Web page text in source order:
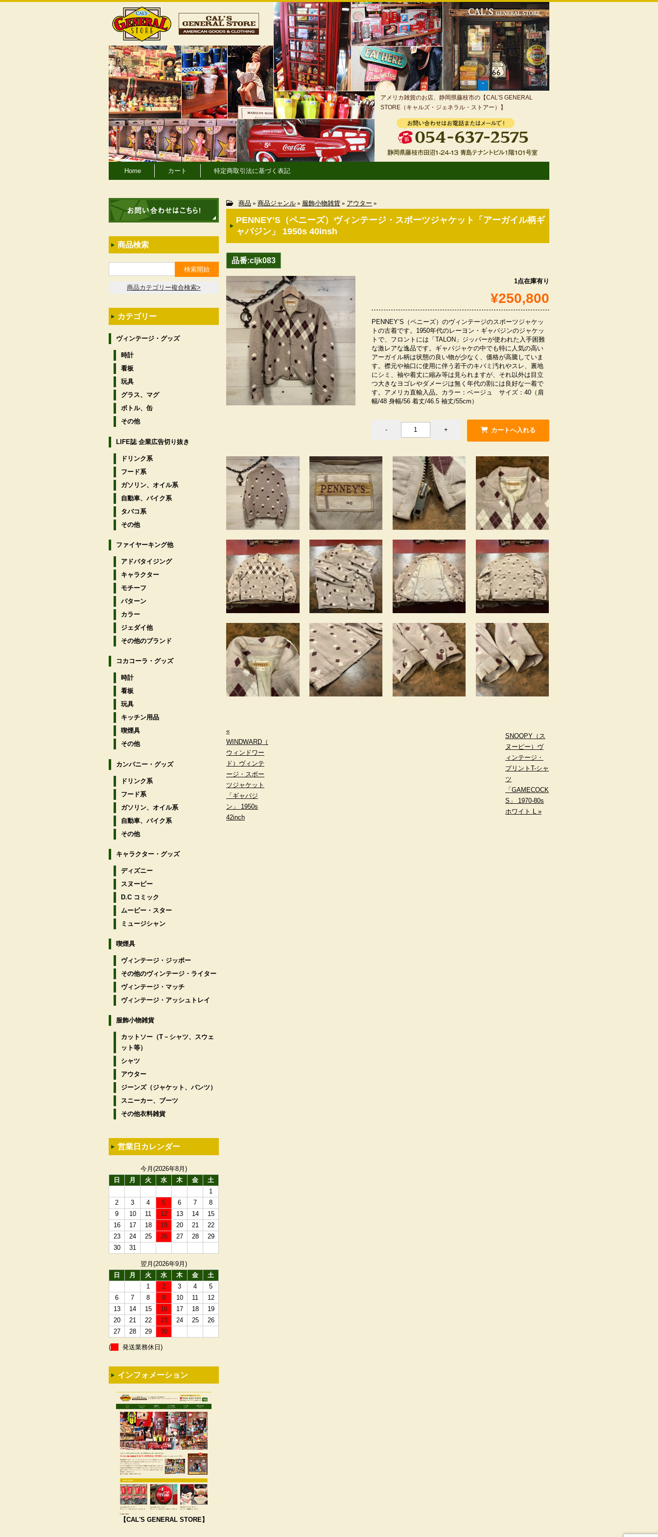
アメリカ雑貨のお店、静岡県藤枝市の【CAL’S GENERAL
STORE（キャルズ・ジェネラル・ストアー）】
Home カート 特定商取引法に基づく表記
商品 » 商品ジャンル » 服飾小物雑貨 » アウター »
PENNEY’S（ペニーズ）ヴィンテージ・スポーツジャケット「アーガイル柄ギ
ャバジン」 1950s 40insh
品番:cljk083
1点在庫有り
¥250,800
PENNEY’S（ペニーズ）のヴィンテージのスポーツジャケッ
トの古着です。1950年代のレーヨン・ギャバジンのジャケッ
トで、フロントには「TALON」ジッパーが使われた入手困難
な激レアな逸品です。ギャバジャケの中でも特に人気の高い
アーガイル柄は状態の良い物が少なく、価格が高騰していま
す。襟元や袖口に使用に伴う若干のキバミ汚れやスレ、裏地
にシミ、袖や着丈に縮み等は見られますが、それ以外は目立
つ大きなヨゴレやダメージは無く年代の割には良好な一着で
す。アメリカ直輸入品。カラー：ベージュ サイズ：40（肩
幅/48 身幅/56 着丈/46.5 袖丈/55cm）
«
WINDWARD（
ウィンドワー
ド）ヴィンテ
ージ・スポー
ツジャケット
「ギャバジ
ン」 1950s
42inch
SNOOPY（ス
ヌーピー）ヴ
ィンテージ・
プリントT-シャ
ツ
「GAMECOCK
S」 1970-80s
ホワイト L »
商品検索
商品カテゴリー複合検索>
カテゴリー
ヴィンテージ・グッズ
時計
看板
玩具
グラス、マグ
ボトル、缶
その他
LIFE誌 企業広告切り抜き
ドリンク系
フード系
ガソリン、オイル系
自動車、バイク系
タバコ系
その他
ファイヤーキング他
アドバタイジング
キャラクター
モチーフ
パターン
カラー
ジェダイ他
その他のブランド
コカコーラ・グッズ
時計
看板
玩具
キッチン用品
喫煙具
その他
カンパニー・グッズ
ドリンク系
フード系
ガソリン、オイル系
自動車、バイク系
その他
キャラクター・グッズ
ディズニー
スヌーピー
D.C コミック
ムービー・スター
ミュージシャン
喫煙具
ヴィンテージ・ジッポー
その他のヴィンテージ・ライター
ヴィンテージ・マッチ
ヴィンテージ・アッシュトレイ
服飾小物雑貨
カットソー（T－シャツ、スウェ
ット等）
シャツ
アウター
ジーンズ（ジャケット、パンツ）
スニーカー、ブーツ
その他衣料雑貨
営業日カレンダー
今月(2026年8月)
日
月 火 水 木 金
土
1
2
3 4 5 6 7
8
9
10 11 12 13 14
15
16
17 18 19 20 21
22
23
24 25 26 27 28
29
30
31
翌月(2026年9月)
日
月 火 水 木 金
土
1
2 3 4
5
6
7 8 9 10 11
12
13
14 15 16 17 18
19
20
21 22 23 24 25
26
27
28 29 30
( 発送業務休日)
インフォメーション
【CAL'S GENERAL STORE】